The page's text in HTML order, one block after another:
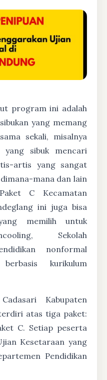
program ini adalah
yang memang
sekali, misalnya
yang sibuk mencari
artis yang sangat
mana dan lain
C Kecamatan
ini juga bisa
memilih untuk
Sekolah
nonformal
kurikulum
Kabupaten
atas tiga paket:
C. Setiap peserta
Kesetaraan yang
Pendidikan